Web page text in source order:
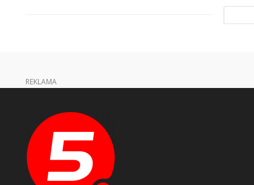
REKLAMA